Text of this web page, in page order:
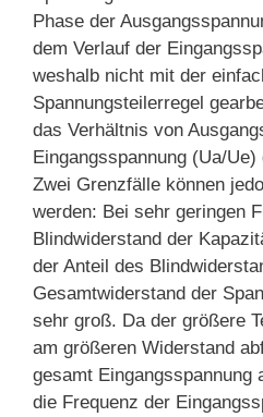
Phase der
dem Verlauf der
weshalb nicht mit der
Spannungsteilerregel
das Verhältnis von
Eingangsspannung (Ua/
Zwei Grenzfälle können
werden: Bei sehr geringen
Blindwiderstand der
der Anteil des
Gesamtwiderstand der
sehr groß. Da der größere
am größeren Widerstand
gesamt Eingangsspannung
die Frequenz der